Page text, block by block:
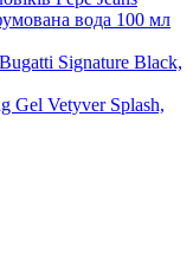
вода 100 мл
Signature Black,
Gel Vetyver Splash,